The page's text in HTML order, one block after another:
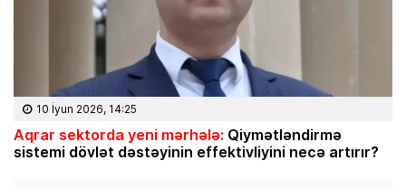
10 İyun 2026, 14:25
Aqrar sektorda yeni mərhələ: Qiymətləndirmə
sistemi dövlət dəstəyinin effektivliyini necə artırır?